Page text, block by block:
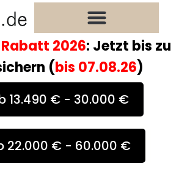
2026: Jetzt bis zu
(bis 07.08.26)
13.490 € - 30.000 €
22.000 € - 60.000 €